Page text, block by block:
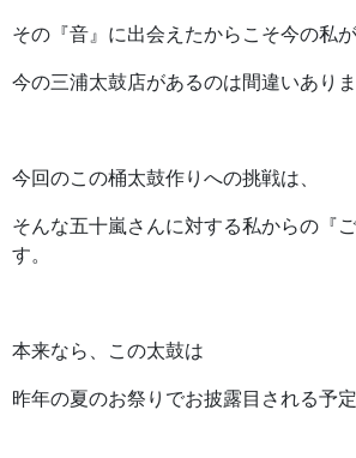
その『音』に出会えたからこそ今の私
今の三浦太鼓店があるのは間違いありま
今回のこの桶太鼓作りへの挑戦は、
そんな五十嵐さんに対する私からの『
す。
本来なら、この太鼓は
昨年の夏のお祭りでお披露目される予定